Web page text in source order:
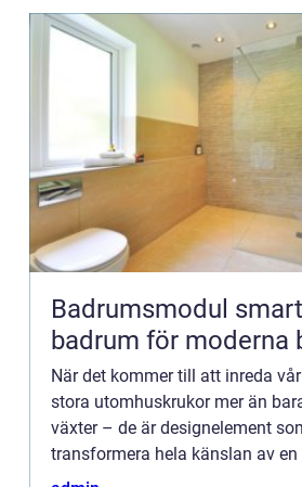
Badrumsmodul smartare
badrum för moderna
När det kommer till att inreda
stora utomhuskrukor mer än
växter – de är designelement
transformera hela känslan av en